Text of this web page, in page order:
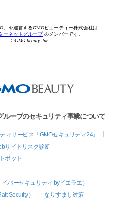
」を運営するGMOビューティー株式会社は
ーネットグループのメンバーです。
©GMO beauty, Inc.
ループのセキュリティ事業について
ィサービス「GMOセキュリティ24」
サイトリスク診断
ボット
バーセキュリティ byイエラエ）
Security）
なりすまし対策